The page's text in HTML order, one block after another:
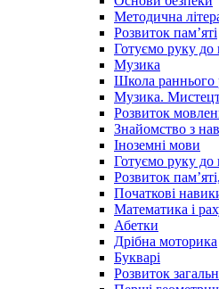
Методична
Розвиток пам’яті
Готуємо руку до
Музика
Школа раннього
Музика.
Розвиток
Знайомство з
Іноземні мови
Готуємо руку до
Розвиток
Початкові
Математика і
Абетки
Дрібна моторика
Букварі
Розвиток